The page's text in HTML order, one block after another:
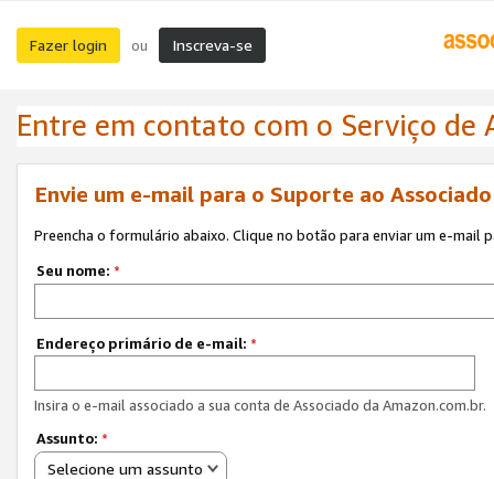
Fazer login ou Inscreva-se
Entre em contato com o Serviço de
Envie um e-mail para o Suporte ao
Preencha o formulário abaixo. Clique no botão para enviar um e-mail
Seu nome: *
Endereço primário de e-mail: *
Insira o e-mail associado a sua conta de Associado da Amazon.com.br.
Assunto: *
Selecione um assunto